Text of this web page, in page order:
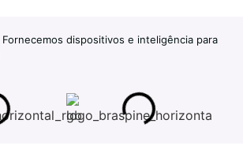
Fornecemos dispositivos e inteligência para